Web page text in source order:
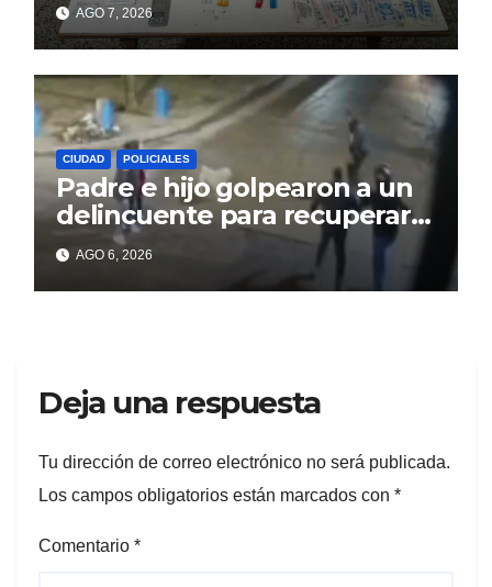
AGO 7, 2026
CIUDAD POLICIALES
Padre e hijo golpearon a un
delincuente para recuperar
un celular robado en Berisso
AGO 6, 2026
Deja una respuesta
Tu dirección de correo electrónico no será publicada.
Los campos obligatorios están marcados con *
Comentario *